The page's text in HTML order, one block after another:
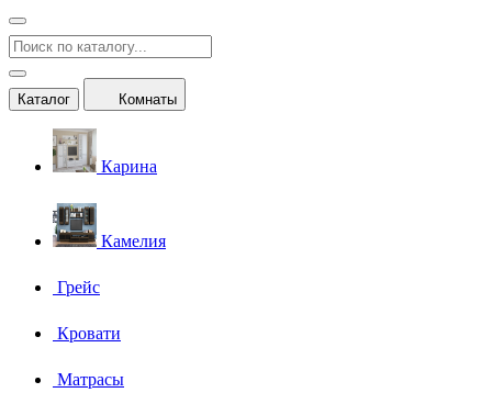
Каталог Комнаты
Карина
Камелия
Грейс
Кровати
Матрасы